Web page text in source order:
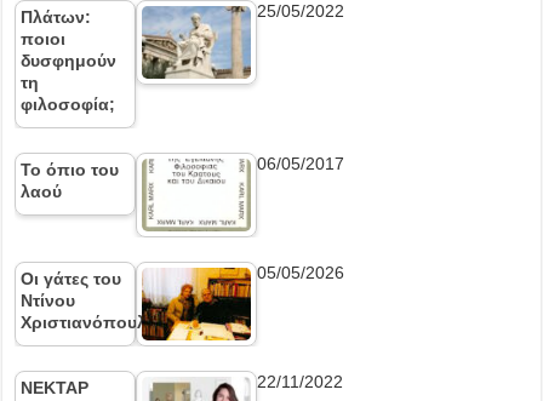
Πλάτων:
ποιοι
δυσφημούν
τη
φιλοσοφία;
25/05/2022
Το όπιο του
λαού
06/05/2017
Οι γάτες του
Ντίνου
Χριστιανόπουλου
05/05/2026
ΝΕΚΤΑΡ 22/11/2022